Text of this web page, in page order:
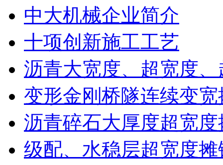
中大机械企业简介
十项创新施工工艺
沥青大宽度、超宽度
变形金刚桥隧连续变
沥青碎石大厚度超宽
级配、水稳层超宽度